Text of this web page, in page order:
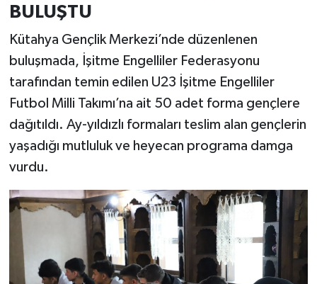
BULUŞTU
Kütahya Gençlik Merkezi’nde düzenlenen
buluşmada, İşitme Engelliler Federasyonu
tarafından temin edilen U23 İşitme Engelliler
Futbol Milli Takımı’na ait 50 adet forma gençlere
dağıtıldı. Ay-yıldızlı formaları teslim alan gençlerin
yaşadığı mutluluk ve heyecan programa damga
vurdu.
Otomobil
Pazarlar
Politika
Resmi İlan
Sağlık
Şaphane